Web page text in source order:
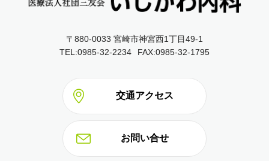
〒880-0033 宮崎市神宮西1丁目49‐1
TEL:0985-32-2234
FAX:0985-32-1795
交通アクセス
お問い合せ